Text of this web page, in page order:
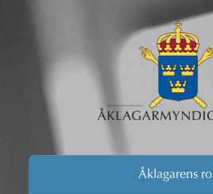
Åklagarens roll